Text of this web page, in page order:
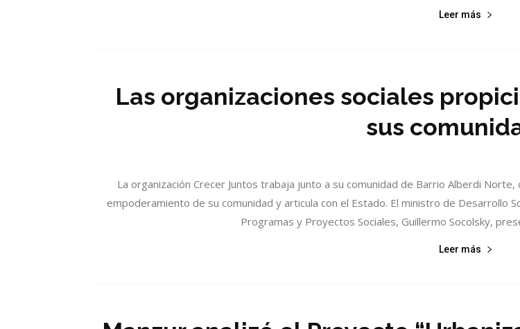
Leer más
Las organizaciones sociales
sus
La organización Crecer Juntos trabaja junto a su comunidad de Barrio Alberdi Norte,
empoderamiento de su comunidad y articula con el Estado. El ministro de Desarrollo
Programas y Proyectos Sociales, Guillermo Socolsky,
Leer más